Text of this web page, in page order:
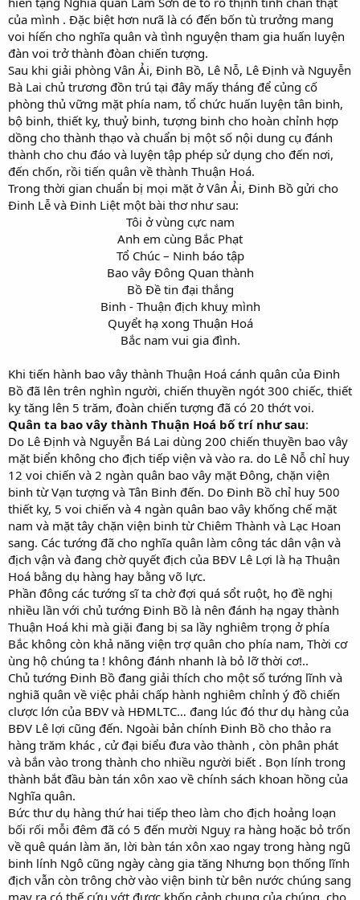
của mình . Đặc biệt hơn nưã là có đến bốn tù trưởng mang
voi híến cho nghĩa quân và tình nguyện tham gia huấn luyện
đàn voi trở thành đòan chiến tượng.
Sau khi giải phòng Vân Ải, Đinh Bồ, Lê Nỗ, Lê Định và Nguyễn
Bà Lai chủ trương đồn trú tại đây mấy tháng để củng cố
phòng thủ vững mặt phía nam, tổ chức huấn luyện tân binh,
bộ binh, thiết kỵ, thuỷ binh, tượng binh cho hoàn chỉnh hợp
dồng cho thành thạo và chuẩn bị một số nội dung cụ đánh
thành cho chu đáo và luyện tập phép sử dụng cho đến nơi,
đến chốn, rồi tiến quân về thành Thuận Hoá.
Trong thời gian chuẩn bị mọi mặt ở Vân Ải, Đinh Bồ gửi cho
Đinh Lễ và Đinh Liệt một bài thơ như sau:
Tôi ở vùng cực nam
Anh em cùng Bắc Phạt
Tổ Chúc – Ninh báo tập
Bao vây Đông Quan thành
Bồ Đề tin đại thắng
Binh - Thuận địch khuỵ mình
Quyểt hạ xong Thuận Hoá
Bắc nam vui gia đình.
Khi tiến hành bao vây thành Thuận Hoá cánh quân của Đinh
Bồ đã lên trên nghìn người, chiến thuyền ngót 300 chiếc, thiết
kỵ tăng lên 5 trăm, đoàn chiến tượng đã có 20 thớt voi.
Quân ta bao vây thành Thuận Hoá bố trí như sau:
Do Lê Định và Nguyễn Bá Lai dùng 200 chiến thuyền bao vây
mặt biển không cho địch tiếp viện và vào ra. do Lê Nỗ chỉ huy
12 voi chiến và 2 ngàn quân bao vây mặt Đông, chặn viện
binh từ Vạn tượng và Tân Binh đến. Do Đinh Bồ chỉ huy 500
thiết kỵ, 5 voi chiến và 4 ngàn quân bao vây khống chế mặt
nam và mặt tây chặn viện binh từ Chiêm Thành và Lạc Hoan
sang. Các tướng đã cho nghĩa quân làm công tác dân vận và
địch vận và đang chờ quyết địch của BĐV Lê Lợi là hạ Thuận
Hoá bằng dụ hàng hay bằng võ lực.
Phần đông các tướng sĩ ta chờ đợi quá sổt ruột, họ đề nghị
nhiều lần với chủ tướng Đinh Bồ là nên đánh hạ ngay thành
Thuận Hoá khi mà giặi đang bị sa lầy nghiêm trọng ở phía
Bắc không còn khả năng viện trợ quân cho phía nam, Thời cơ
ùng hộ chúng ta ! không đánh nhanh là bỏ lỡ thời cơ!..
Chủ tướng Đinh Bồ đang giải thích cho một số tướng lĩnh và
nghiã quân về việc phải chấp hành nghiêm chỉnh ý đồ chiến
clược lớn của BĐV và HĐMLTC… đang lúc đó thư dụ hàng của
BĐV Lê lợi cũng đến. Ngoài bản chính Đinh Bồ cho thảo ra
hàng trăm khác , cử đại biểu đưa vào thành , còn phân phát
và bắn vào trong thành cho nhiều người biết . Bọn lính trong
thành bắt đầu bàn tán xôn xao về chính sách khoan hồng của
Nghĩa quân.
Bức thư dụ hàng thứ hai tiếp theo làm cho địch hoảng loạn
bối rối mỗi đêm đã có 5 đến mười Nguỵ ra hàng hoặc bỏ trốn
về quê quán làm ăn, lời bàn tán xôn xao ngay trong hàng ngũ
binh lính Ngô cũng ngày càng gia tăng Nhưng bọn thống lĩnh
địch vẫn còn trông chờ vào viện binh từ bên nước chúng sang
may ra có thế cứu vớt được khốn cảnh chung của chúng, cho